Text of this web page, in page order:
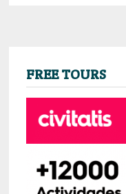
FREE TOURS